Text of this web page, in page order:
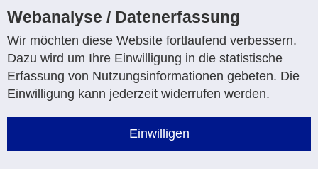
Webanalyse / Datenerfassung
Wir möchten diese Website fortlaufend verbessern.
Dazu wird um Ihre Einwilligung in die statistische
Erfassung von Nutzungsinformationen gebeten. Die
Einwilligung kann jederzeit widerrufen werden.
Einwilligen